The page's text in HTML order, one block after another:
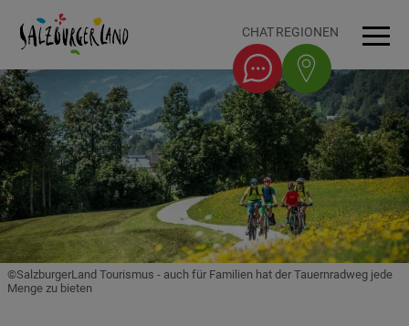
Zum InhaltAccesskey
[0]
Zur NavigationAccesskey
[1]
Zum Seitenanfang
Zum Fuß-BereichAccesskey
[3] CHAT REGIONEN
©SalzburgerLand Tourismus - auch für Familien hat der Tauernradweg jede
Menge zu bieten